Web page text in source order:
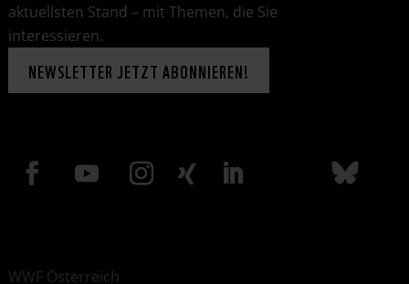
aktuellsten Stand – mit Themen, die Sie
interessieren.
NEWSLETTER JETZT ABONNIEREN!
WWF Österreich